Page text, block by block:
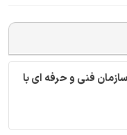
فنی و حرفه ای با